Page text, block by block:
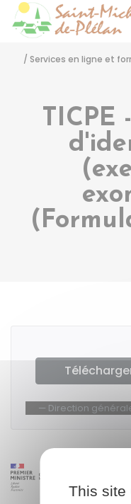
/ Services en ligne et
Direction
This site